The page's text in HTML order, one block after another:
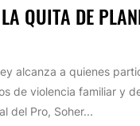
QUITA DE
alcanza a quienes
de violencia familiar y
del Pro, Soher...